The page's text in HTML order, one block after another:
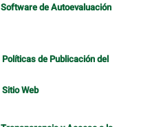
Software de Autoevaluación
Políticas de Publicación del
Sitio Web